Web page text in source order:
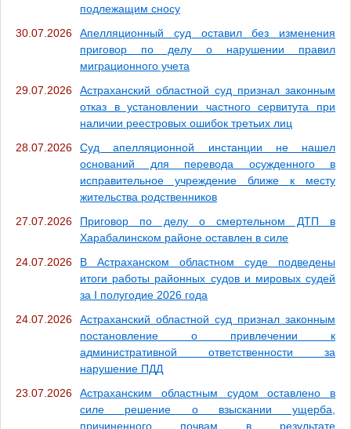
подлежащим сносу
30.07.2026
Апелляционный суд оставил без изменения
приговор по делу о нарушении правил
миграционного учета
29.07.2026
Астраханский областной суд признал законным
отказ в установлении частного сервитута при
наличии реестровых ошибок третьих лиц
28.07.2026
Суд апелляционной инстанции не нашел
оснований для перевода осужденного в
исправительное учреждение ближе к месту
жительства родственников
27.07.2026
Приговор по делу о смертельном ДТП в
Харабалинском районе оставлен в силе
24.07.2026
В Астраханском областном суде подведены
итоги работы районных судов и мировых судей
за I полугодие 2026 года
24.07.2026
Астраханский областной суд признал законным
постановление о привлечении к
административной ответственности за
нарушение ПДД
23.07.2026
Астраханским областным судом оставлено в
силе решение о взыскании ущерба,
причиненного почвам в результате